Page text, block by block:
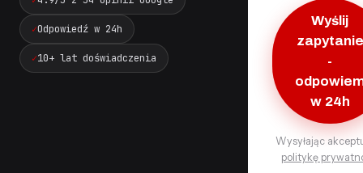
Odpowiedź w 24h
10+ lat doświadczenia
Wyślij
zapytanie
-
w 24h
Wysyłając
politykę